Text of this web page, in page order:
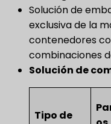
Solución de
exclusiva de la
contenedores
combinaciones
Solución de
Tipo de